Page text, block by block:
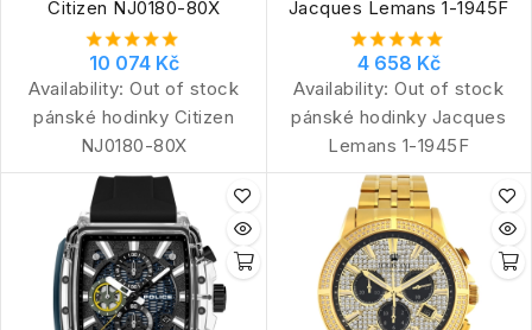
Citizen NJ0180-80X
10 074 Kč
Availability: Out of stock
pánské hodinky Citizen
NJ0180-80X
Jacques Lemans 1-1945F
4 658 Kč
Availability: Out of stock
pánské hodinky Jacques
Lemans 1-1945F